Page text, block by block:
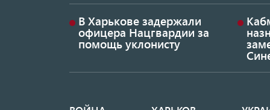
В Харькове задержали
офицера Нацгвардии за
помощь уклонисту